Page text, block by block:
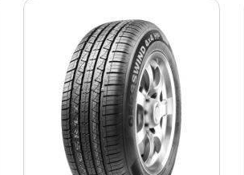
GREEN-
MAX
HP200